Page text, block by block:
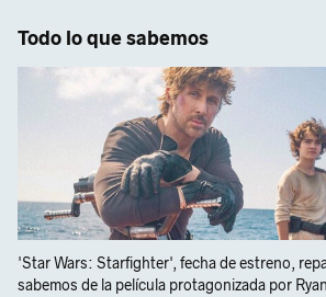
Todo lo que sabemos
'Star Wars: Starfighter', fecha de estreno,
sabemos de la película protagonizada por